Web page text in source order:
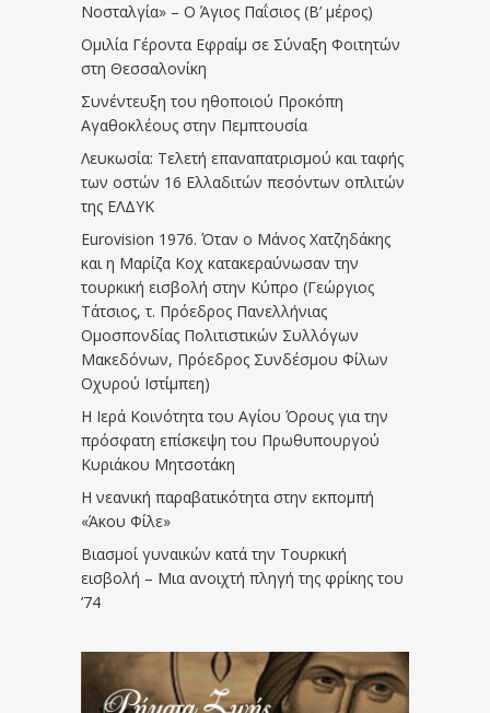
Νοσταλγία» – Ο Άγιος Παΐσιος (Β’ μέρος)
Ομιλία Γέροντα Εφραίμ σε Σύναξη Φοιτητών
στη Θεσσαλονίκη
Συνέντευξη του ηθοποιού Προκόπη
Αγαθοκλέους στην Πεμπτουσία
Λευκωσία: Τελετή επαναπατρισμού και ταφής
των οστών 16 Ελλαδιτών πεσόντων οπλιτών
της ΕΛΔΥΚ
Eurovision 1976. Όταν ο Μάνος Χατζηδάκης
και η Μαρίζα Κοχ κατακεραύνωσαν την
τουρκική εισβολή στην Κύπρο (Γεώργιος
Τάτσιος, τ. Πρόεδρος Πανελλήνιας
Ομοσπονδίας Πολιτιστικών Συλλόγων
Μακεδόνων, Πρόεδρος Συνδέσμου Φίλων
Οχυρού Ιστίμπεη)
Η Ιερά Κοινότητα του Αγίου Όρους για την
πρόσφατη επίσκεψη του Πρωθυπουργού
Κυριάκου Μητσοτάκη
Η νεανική παραβατικότητα στην εκπομπή
«Άκου Φίλε»
Βιασμοί γυναικών κατά την Τουρκική
εισβολή – Μια ανοιχτή πληγή της φρίκης του
’74